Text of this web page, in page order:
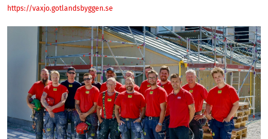
https://vaxjo.gotlandsbyggen.se